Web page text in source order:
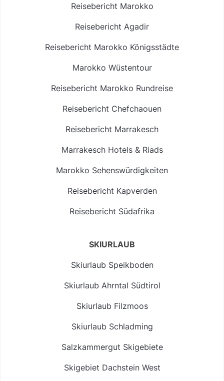
Reisebericht Marokko
Reisebericht Agadir
Reisebericht Marokko Königsstädte
Marokko Wüstentour
Reisebericht Marokko Rundreise
Reisebericht Chefchaouen
Reisebericht Marrakesch
Marrakesch Hotels & Riads
Marokko Sehenswürdigkeiten
Reisebericht Kapverden
Reisebericht Südafrika
SKIURLAUB
Skiurlaub Speikboden
Skiurlaub Ahrntal Südtirol
Skiurlaub Filzmoos
Skiurlaub Schladming
Salzkammergut Skigebiete
Skigebiet Dachstein West